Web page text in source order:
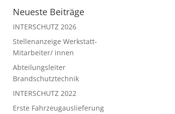
Neueste Beiträge
INTERSCHUTZ 2026
Stellenanzeige Werkstatt-
Mitarbeiter/ innen
Abteilungsleiter
Brandschutztechnik
INTERSCHUTZ 2022
Erste Fahrzeugauslieferung